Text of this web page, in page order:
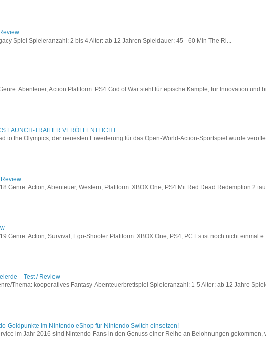
Spiel Spieleranzahl: 2 bis 4 Alter: ab 12 Jahren Spieldauer: 45 - 60 Min The Ri...
Abenteuer, Action Plattform: PS4 God of War steht für epische Kämpfe, für Innovation und
LAUNCH-TRAILER VERÖFFENTLICHT
to the Olympics, der neuesten Erweiterung für das Open-World-Action-Sportspiel wurde
Genre: Action, Abenteuer, Western, Plattform: XBOX One, PS4 Mit Red Dead Redemption 2
Genre: Action, Survival, Ego-Shooter Plattform: XBOX One, PS4, PC Es ist noch nicht einmal e...
– Test / Review
Thema: kooperatives Fantasy-Abenteuerbrettspiel Spieleranzahl: 1-5 Alter: ab 12 Jahre
Goldpunkte im Nintendo eShop für Nintendo Switch einsetzen!
im Jahr 2016 sind Nintendo-Fans in den Genuss einer Reihe an Belohnungen gekommen,